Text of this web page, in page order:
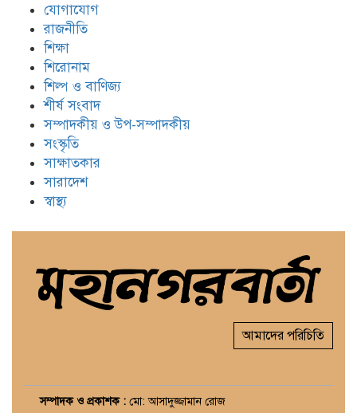
যোগাযোগ
রাজনীতি
শিক্ষা
শিরোনাম
শিল্প ও বাণিজ্য
শীর্ষ সংবাদ
সম্পাদকীয় ও উপ-সম্পাদকীয়
সংস্কৃতি
সাক্ষাতকার
সারাদেশ
স্বাস্থ্য
আমাদের পরিচিতি
সম্পাদক ও প্রকাশক : মো: আসাদুজ্জামান রোজ